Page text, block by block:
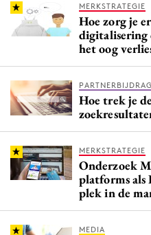
MERKSTRATEGIE
Hoe zorg je
digitalisering
het oog
Hoe trek je
MERKSTRATEGIE
Onderzoek
platforms als
plek in de
MEDIA